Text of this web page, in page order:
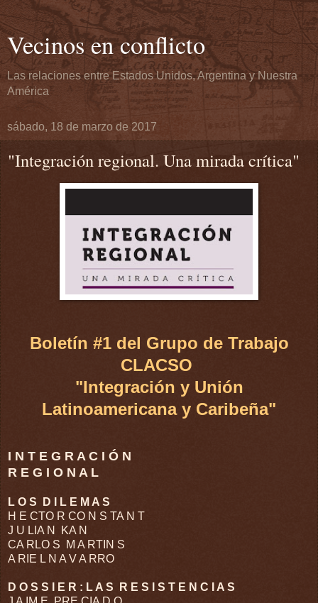
Vecinos en conflicto
Las relaciones entre Estados Unidos, Argentina y Nuestra
América
sábado, 18 de marzo de 2017
"Integración regional. Una mirada crítica"
Boletín #1 del Grupo de Trabajo
CLACSO
"Integración y Unión
Latinoamericana y Caribeña"
I N T E G R A C I Ó N
R E G I O N A L
L O S
D I L E M A S
H E CTO R CO N S TA N T
J U LIA N
KA N
CA RLO S
M A RTIN S
A RIE L N A V A RRO
D O S S I E R : L A S
R E S I S T E N C I A S